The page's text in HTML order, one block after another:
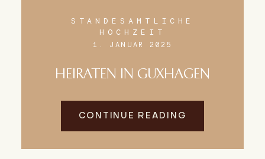
STANDESAMTLICHE
HOCHZEIT
1. JANUAR 2025
HEIRATEN IN GUXHAGEN
CONTINUE READING